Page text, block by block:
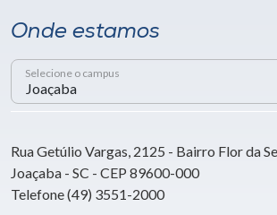
Onde estamos
Selecione o campus
Rua Getúlio Vargas, 2125 - Bairro Flor da
Joaçaba - SC - CEP 89600-000
Telefone (49) 3551-2000